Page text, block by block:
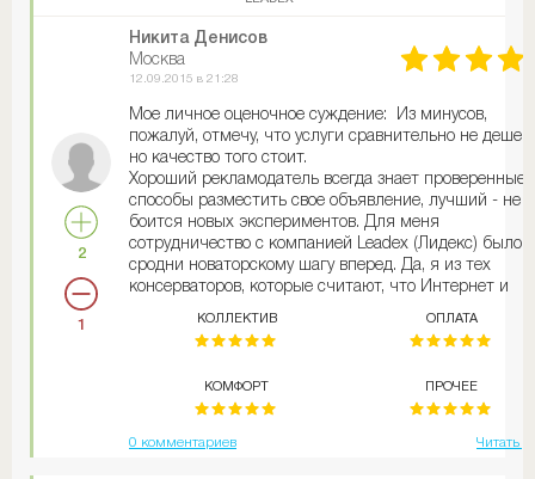
2
1
Никита Денисов
Москва
12.09.2015 в 21:28
Мое личное оценочное суждение: Из минусов,
пожалуй, отмечу, что услуги сравнительно не
но качество того стоит.
Хороший рекламодатель всегда знает проверенные
способы разместить свое объявление, лучший - не
боится новых экспериментов. Для меня
сотрудничество с компанией Leadex (Лидекс) было
сродни новаторскому шагу вперед. Да, я из тех
консерваторов, которые считают, что Интернет и
И у меня была основательная почва так считать:
открыл свой магазин рыболовных снастей, а
более прогрессивные люди рассказали мне о том,
можно воспользоваться услугами рекламной
и увеличить число продаж. В Лидексе очень
КОЛЛЕКТИВ
КОМФОРТ
ОПЛАТА
ПРОЧЕЕ
0 комментариев Читать